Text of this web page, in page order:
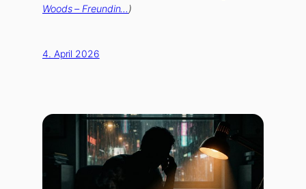
Woods – Freundin…)
4. April 2026